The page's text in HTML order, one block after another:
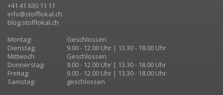
+41 41 630 11 11
info@stofflokal.ch
blog.stofflokal.ch
Montag:
Geschlossen
Dienstag:
9.00 - 12.00 Uhr | 13.30 - 18.00 Uhr
Mittwoch:
Geschlossen
Donnerstag:
9.00 - 12.00 Uhr | 13.30 - 18.00 Uhr
Freitag:
9.00 - 12.00 Uhr | 13.30 - 18.00 Uhr
Samstag:
geschlossen